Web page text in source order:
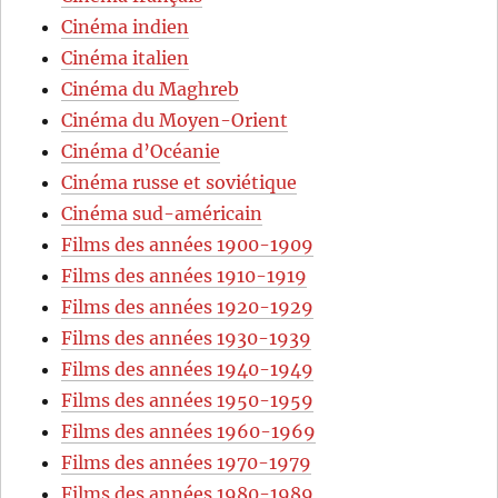
Cinéma indien
Cinéma italien
Cinéma du Maghreb
Cinéma du Moyen-Orient
Cinéma d’Océanie
Cinéma russe et soviétique
Cinéma sud-américain
Films des années 1900-1909
Films des années 1910-1919
Films des années 1920-1929
Films des années 1930-1939
Films des années 1940-1949
Films des années 1950-1959
Films des années 1960-1969
Films des années 1970-1979
Films des années 1980-1989